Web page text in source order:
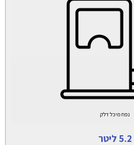
נפח מיכל דלק
5.2 ליטר